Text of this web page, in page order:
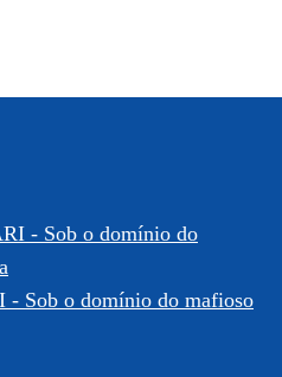
Sob o domínio do mafioso